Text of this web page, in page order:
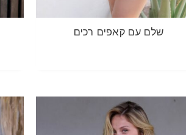
שלם עם קאפים רכים